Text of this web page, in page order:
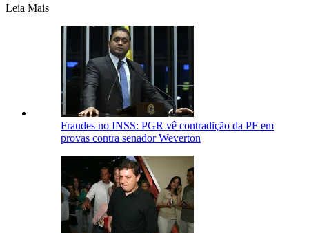
Leia Mais
Fraudes no INSS: PGR vê contradição da PF em
provas contra senador Weverton